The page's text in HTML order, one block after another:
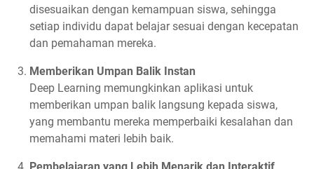
disesuaikan dengan kemampuan siswa, sehingga
setiap individu dapat belajar sesuai dengan kecepatan
dan pemahaman mereka.
Memberikan Umpan Balik Instan
Deep Learning memungkinkan aplikasi untuk
memberikan umpan balik langsung kepada siswa,
yang membantu mereka memperbaiki kesalahan dan
memahami materi lebih baik.